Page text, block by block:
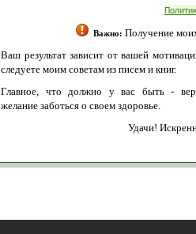
Важно: Получение
Ваш результат зависит от вашей
следуете моим советам из писем и книг.
Главное, что должно у вас быть -
желание заботься о своем здоровье.
Удачи!